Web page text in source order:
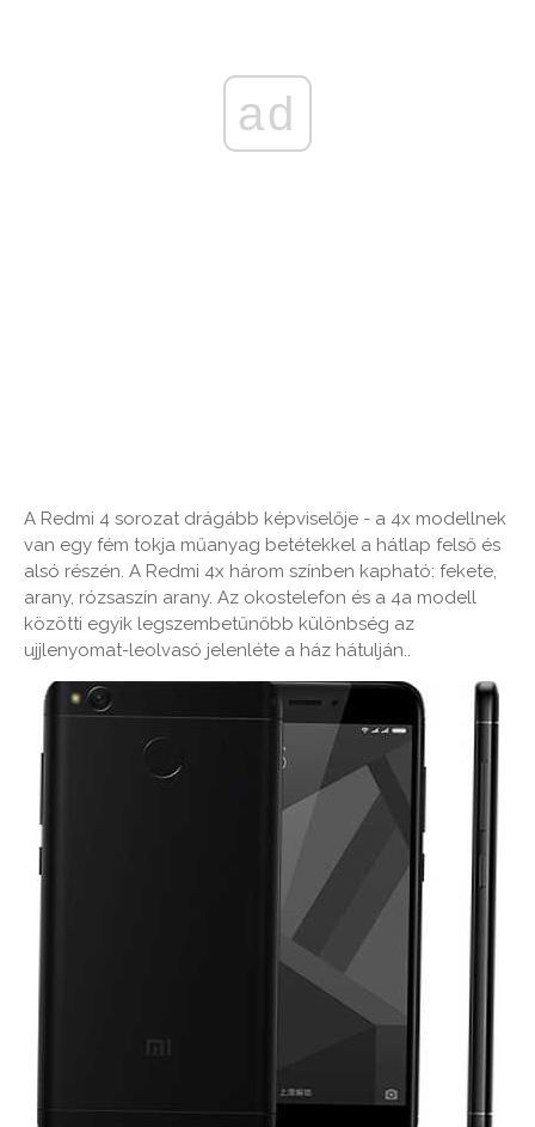
ad
A Redmi 4 sorozat drágább képviselője - a 4x modellnek
van egy fém tokja műanyag betétekkel a hátlap felső és
alsó részén. A Redmi 4x három színben kapható: fekete,
arany, rózsaszín arany. Az okostelefon és a 4a modell
közötti egyik legszembetűnőbb különbség az
ujjlenyomat-leolvasó jelenléte a ház hátulján..